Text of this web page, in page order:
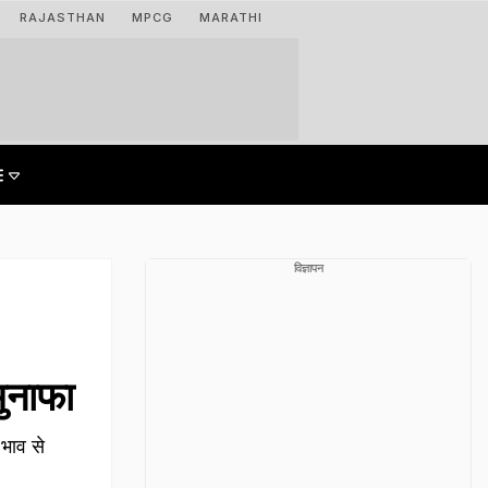
RAJASTHAN MPCG MARATHI
से
विज्ञापन